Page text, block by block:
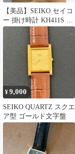
【美品】SEIKO セイコ
ー 掛け時計 KH411S 屋
外
¥9,000
SEIKO QUARTZ スクエ
ア型 ゴールド文字盤